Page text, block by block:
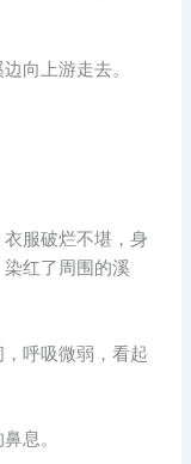
向上游走去。
服破烂不堪，身
红了周围的溪
呼吸微弱，看起
息。